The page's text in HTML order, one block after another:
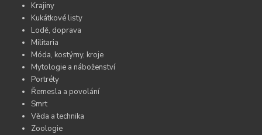
Krajiny
Kukátkové listy
Lodě, doprava
Militaria
Móda, kostýmy, kroje
Mytologie a náboženství
Portréty
Řemesla a povolání
Smrt
Věda a technika
Zoologie